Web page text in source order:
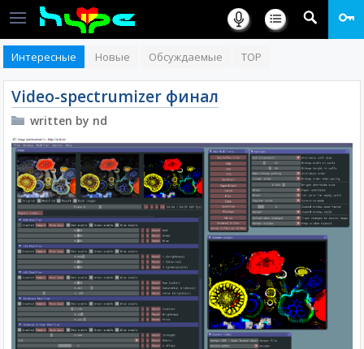
Интересные Новые Обсуждаемые TOP
Video-spectrumizer финал
written by nd